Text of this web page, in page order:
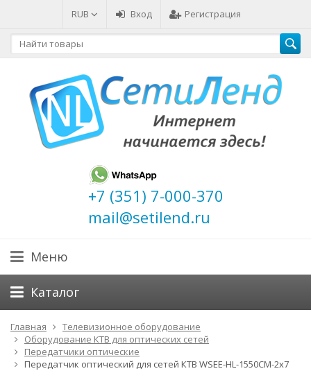
RUB Вход Регистрация
+7 (351) 7-000-370
mail@setilend.ru
Меню
Каталог
Главная
Телевизионное оборудование
Оборудование КТВ для оптических сетей
Передатчики оптические
Передатчик оптический для сетей КТВ WSEE-HL-1550CM-2x7